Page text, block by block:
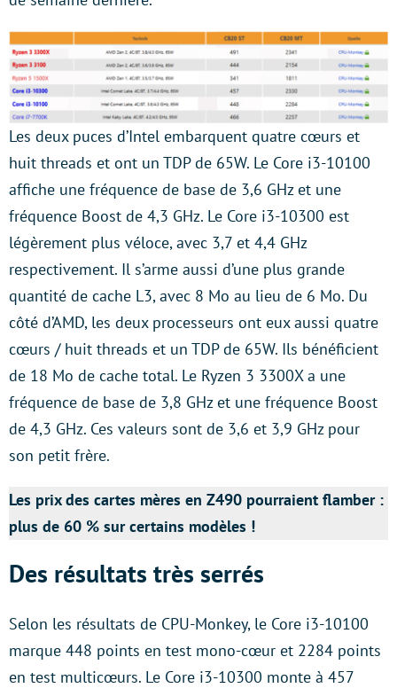
Les deux puces d’Intel embarquent quatre cœurs et
huit threads et ont un TDP de 65W. Le Core i3-10100
affiche une fréquence de base de 3,6 GHz et une
fréquence Boost de 4,3 GHz. Le Core i3-10300 est
légèrement plus véloce, avec 3,7 et 4,4 GHz
respectivement. Il s’arme aussi d’une plus grande
quantité de cache L3, avec 8 Mo au lieu de 6 Mo. Du
côté d’AMD, les deux processeurs ont eux aussi quatre
cœurs / huit threads et un TDP de 65W. Ils bénéficient
de 18 Mo de cache total. Le Ryzen 3 3300X a une
fréquence de base de 3,8 GHz et une fréquence Boost
de 4,3 GHz. Ces valeurs sont de 3,6 et 3,9 GHz pour
son petit frère.
Les prix des cartes mères en Z490 pourraient flamber :
plus de 60 % sur certains modèles !
Des résultats très serrés
Selon les résultats de CPU-Monkey, le Core i3-10100
marque 448 points en test mono-cœur et 2284 points
en test multicœurs. Le Core i3-10300 monte à 457